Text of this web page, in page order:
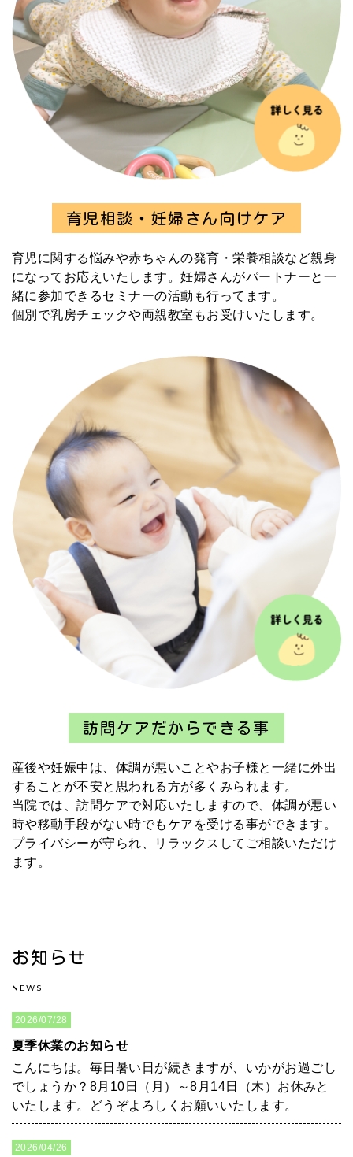
育児相談・妊婦さん向けケア
育児に関する悩みや赤ちゃんの発育・栄養相談など親身
になってお応えいたします。妊婦さんがパートナーと一
緒に参加できるセミナーの活動も行ってます。
個別で乳房チェックや両親教室もお受けいたします。
訪問ケアだからできる事
産後や妊娠中は、体調が悪いことやお子様と一緒に外出
することが不安と思われる方が多くみられます。
当院では、訪問ケアで対応いたしますので、体調が悪い
時や移動手段がない時でもケアを受ける事ができます。
プライバシーが守られ、リラックスしてご相談いただけ
ます。
お知らせ
NEWS
2026/07/28
夏季休業のお知らせ
こんにちは。毎日暑い日が続きますが、いかがお過ごし
でしょうか？8月10日（月）～8月14日（木）お休みと
いたします。どうぞよろしくお願いいたします。
2026/04/26